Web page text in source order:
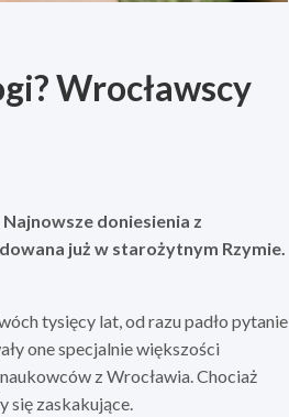
Wrocławscy
doniesienia z
już w starożytnym Rzymie.
tysięcy lat, od razu padło pytanie
one specjalnie większości
z Wrocławia. Chociaż
się zaskakujące.